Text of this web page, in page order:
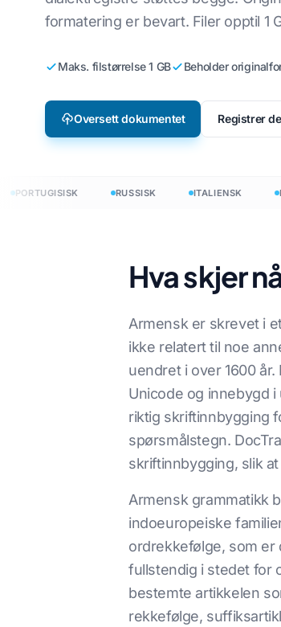
Videospilllokalisering
e-læring
Engelsk til koreansk
Engelsk til arabisk
Engelsk til indonesisk
formatering er bevart. Filer opptil 1
Maks. filstørrelse 1 GB Beholder
Oversett dokumentet Registrer
RUSSISK ITALIENSK
Hva skjer
Armensk er skrevet i
ikke relatert til noe
uendret i over 1600
Unicode og innebygd
riktig skriftinnbygging
spørsmålstegn.
skriftinnbygging, slik
Armensk grammatikk
indoeuropeiske
ordrekkefølge, som
fullstendig i stedet for
bestemte artikkelen
rekkefølge,